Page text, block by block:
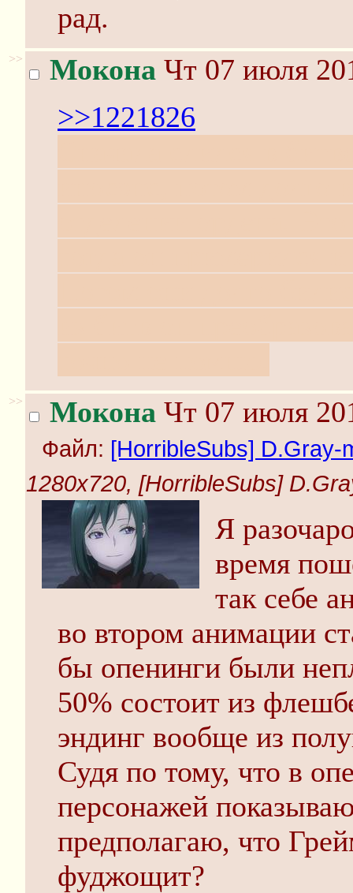
рад.
>> Мокона Чт 07 июля
>>1221826
>> Мокона Чт 07 июля
Файл: [HorribleSubs] D.Gray-
1280x720, [HorribleSubs]
Я
время
так себе
во втором анимации
бы опенинги были
50% состоит из
эндинг вообще из
Судя по тому, что в
персонажей
предполагаю, что
фуджощит?